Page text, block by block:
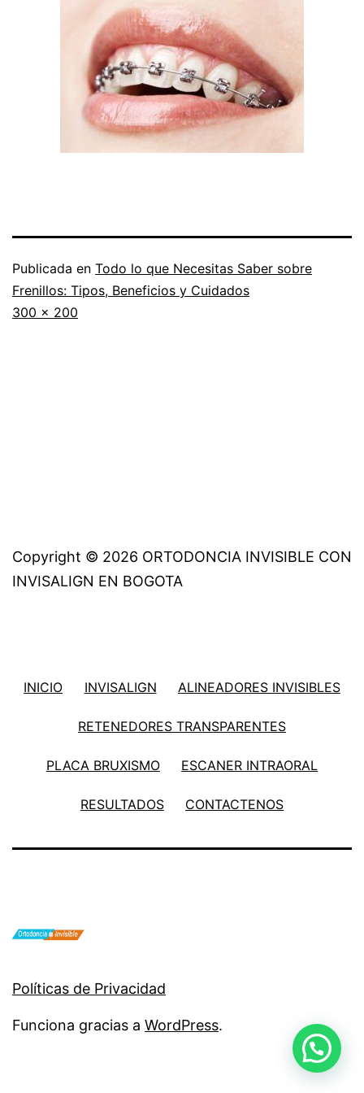
Publicada en Todo lo que Necesitas Saber sobre
Frenillos: Tipos, Beneficios y Cuidados
Tamaño
300 × 200
Copyright © 2026 ORTODONCIA INVISIBLE CON
INVISALIGN EN BOGOTA
INICIO INVISALIGN ALINEADORES INVISIBLES
RETENEDORES TRANSPARENTES
PLACA BRUXISMO ESCANER INTRAORAL
RESULTADOS CONTACTENOS
Políticas de Privacidad
Funciona gracias a WordPress.